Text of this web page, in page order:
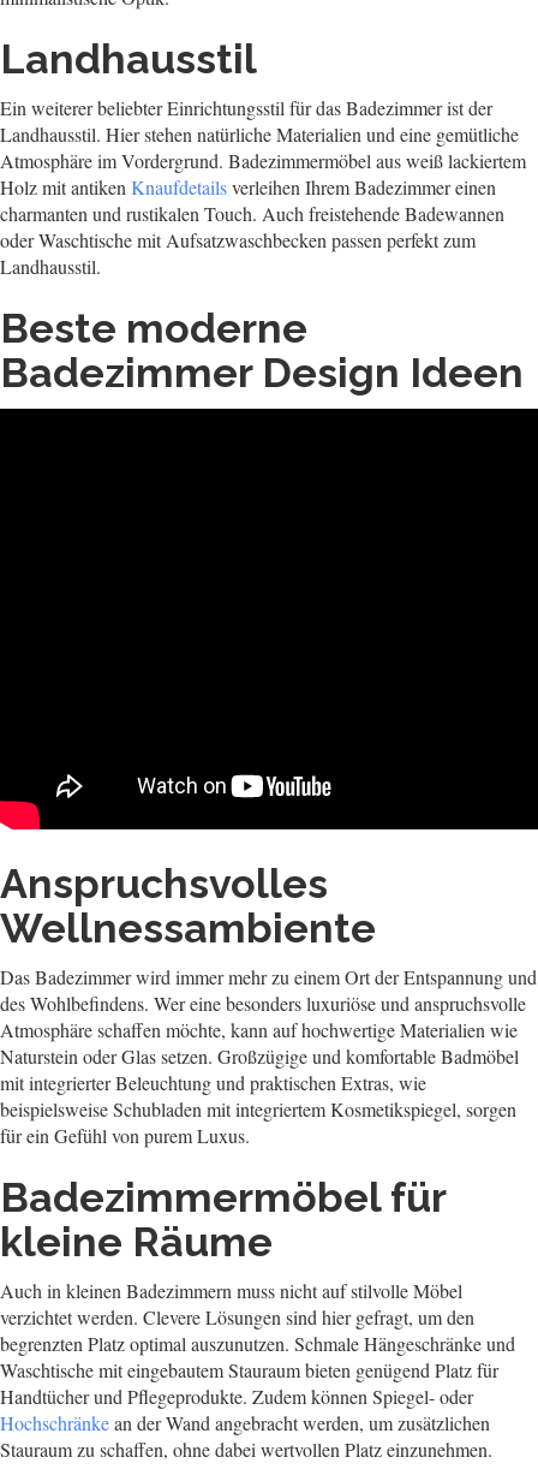
Landhausstil
Ein weiterer beliebter Einrichtungsstil für das Badezimmer ist der
Landhausstil. Hier stehen natürliche Materialien und eine gemütliche
Atmosphäre im Vordergrund. Badezimmermöbel aus weiß lackiertem
Holz mit antikenKnaufdetailsverleihen Ihrem Badezimmer einen
charmanten und rustikalen Touch. Auch freistehende Badewannen
oder Waschtische mit Aufsatzwaschbecken passen perfekt zum
Landhausstil.
Beste moderne
Badezimmer Design Ideen
Anspruchsvolles
Wellnessambiente
Das Badezimmer wird immer mehr zu einem Ort der Entspannung und
des Wohlbefindens. Wer eine besonders luxuriöse und anspruchsvolle
Atmosphäre schaffen möchte, kann auf hochwertige Materialien wie
Naturstein oder Glas setzen. Großzügige und komfortable Badmöbel
mit integrierter Beleuchtung und praktischen Extras, wie
beispielsweise Schubladen mit integriertem Kosmetikspiegel, sorgen
für ein Gefühl von purem Luxus.
Badezimmermöbel für
kleine Räume
Auch in kleinen Badezimmern muss nicht auf stilvolle Möbel
verzichtet werden. Clevere Lösungen sind hier gefragt, um den
begrenzten Platz optimal auszunutzen. Schmale Hängeschränke und
Waschtische mit eingebautem Stauraum bieten genügend Platz für
Handtücher und Pflegeprodukte. Zudem können Spiegel- oder
Hochschränkean der Wand angebracht werden, um zusätzlichen
Stauraum zu schaffen, ohne dabei wertvollen Platz einzunehmen.